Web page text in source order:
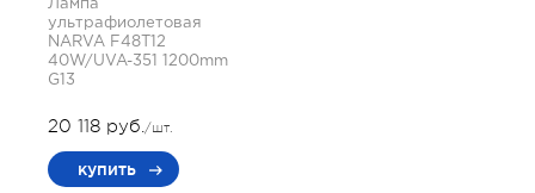
Лампа
ультрафиолетовая
NARVA F48T12
40W/UVA-351 1200mm
G13
20 118 руб./шт.
купить